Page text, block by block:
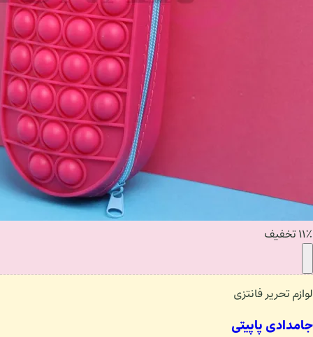
۱۱٪ تخفیف
لوازم تحریر فانتزی
جامدادی پاپیتی